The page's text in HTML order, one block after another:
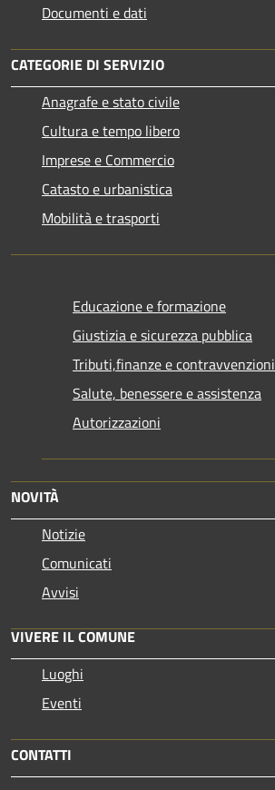
Documenti e dati
CATEGORIE DI SERVIZIO
Anagrafe e stato civile
Cultura e tempo libero
Imprese e Commercio
Catasto e urbanistica
Mobilità e trasporti
Educazione e formazione
Giustizia e sicurezza pubblica
Tributi,finanze e contravvenzioni
Salute, benessere e assistenza
Autorizzazioni
NOVITÀ
Notizie
Comunicati
Avvisi
VIVERE IL COMUNE
Luoghi
Eventi
CONTATTI